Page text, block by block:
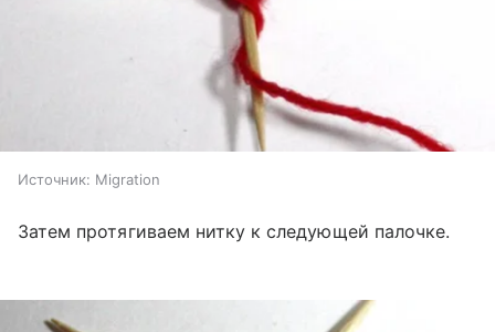
Источник: Migration
Затем протягиваем нитку к следующей палочке.